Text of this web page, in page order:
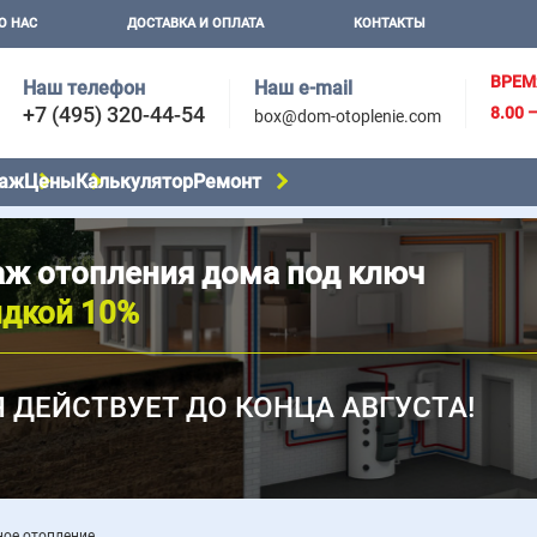
НАС ДОСТАВКА И ОПЛАТА КОНТАКТЫ
Наш телефон
+7 (495) 320-44-54
Наш e-mail
box@dom-otoplenie.com
8.00
ЦеныКалькуляторРемонт
отопления дома под ключ
10%
ДЕЙСТВУЕТ ДО КОНЦА АВГУСТА!